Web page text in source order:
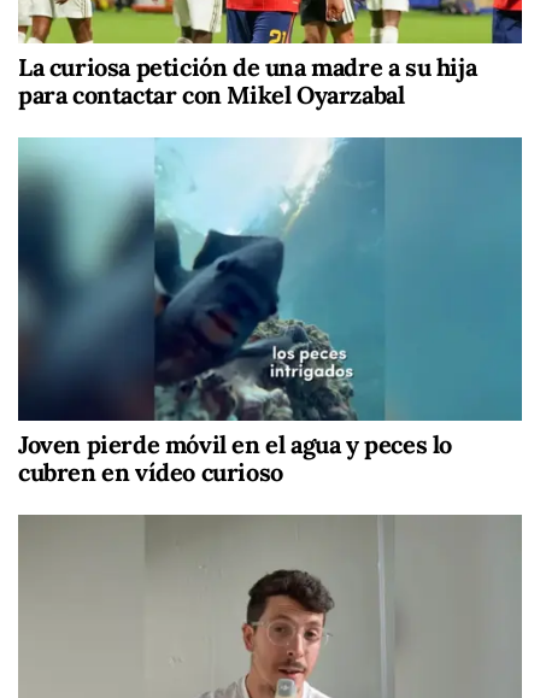
La curiosa petición de una madre a su hija
para contactar con Mikel Oyarzabal
Joven pierde móvil en el agua y peces lo
cubren en vídeo curioso